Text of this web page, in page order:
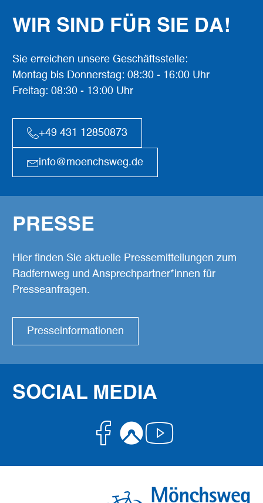
WIR SIND FÜR SIE DA!
Sie erreichen unsere Geschäftsstelle:
Montag bis Donnerstag: 08:30 - 16:00 Uhr
Freitag: 08:30 - 13:00 Uhr
+49 431 12850873
info@moenchsweg.de
PRESSE
Hier finden Sie aktuelle Pressemitteilungen zum
Radfernweg und Ansprechpartner*innen für
Presseanfragen.
Presseinformationen
SOCIAL MEDIA
Facebook
Komoot
Youtube